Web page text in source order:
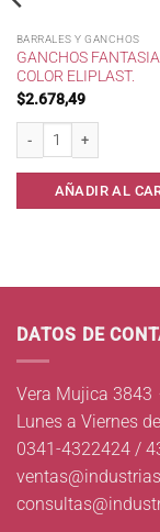
BARRALES Y GANCHOS
GANCHOS
COLOR ELIPLAST.
$2.678,49
Ganchos Fantasia
AÑADIR AL
cantidad
DATOS DE
Vera Mujica 3843
Lunes a Viernes
0341-4322424 /